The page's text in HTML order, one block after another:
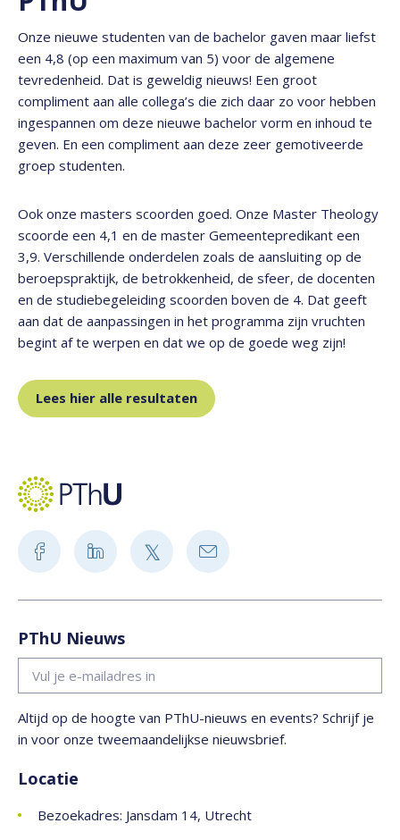
Onze nieuwe studenten van de bachelor gaven maar liefst
een 4,8 (op een maximum van 5) voor de algemene
tevredenheid. Dat is geweldig nieuws! Een groot
compliment aan alle collega’s die zich daar zo voor hebben
ingespannen om deze nieuwe bachelor vorm en inhoud te
geven. En een compliment aan deze zeer gemotiveerde
groep studenten.
Ook onze masters scoorden goed. Onze Master Theology
scoorde een 4,1 en de master Gemeentepredikant een
3,9. Verschillende onderdelen zoals de aansluiting op de
beroepspraktijk, de betrokkenheid, de sfeer, de docenten
en de studiebegeleiding scoorden boven de 4. Dat geeft
aan dat de aanpassingen in het programma zijn vruchten
begint af te werpen en dat we op de goede weg zijn!
Lees hier alle resultaten
PThU Nieuws
Altijd op de hoogte van PThU-nieuws en events? Schrijf je
in voor onze tweemaandelijkse nieuwsbrief.
Locatie
Bezoekadres: Jansdam 14, Utrecht